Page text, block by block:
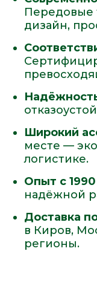
Передовые
дизайн,
Широкий
месте —
логистике.
Опыт с
надёжной
Доставка
в Киров,
регионы.